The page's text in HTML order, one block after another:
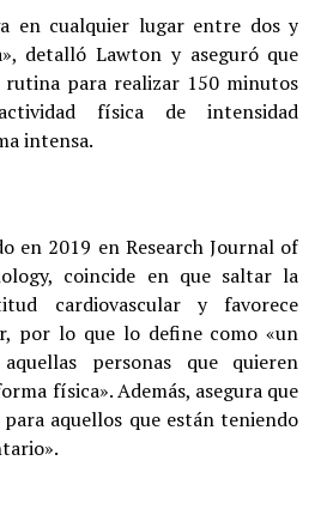
en cualquier lugar entre dos y
detalló Lawton y aseguró que
para realizar 150 minutos
física de intensidad
intensa.
en 2019 en Research Journal of
coincide en que saltar la
cardiovascular y favorece
por lo que lo define como «un
personas que quieren
física». Además, asegura que
aquellos que están teniendo